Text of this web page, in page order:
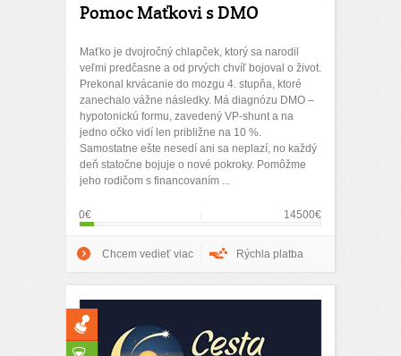
Pomoc Maťkovi s DMO
Maťko je dvojročný chlapček, ktorý sa narodil
veľmi predčasne a od prvých chvíľ bojoval o život.
Prekonal krvácanie do mozgu 4. stupňa, ktoré
zanechalo vážne následky. Má diagnózu DMO –
hypotonickú formu, zavedený VP-shunt a na
jedno očko vidí len približne na 10 %.
Samostatne ešte nesedí ani sa neplazí, no každý
deň statočne bojuje o nové pokroky. Pomôžme
jeho rodičom s financovaním ...
0€ 14500€
Chcem vedieť viac Rýchla platba